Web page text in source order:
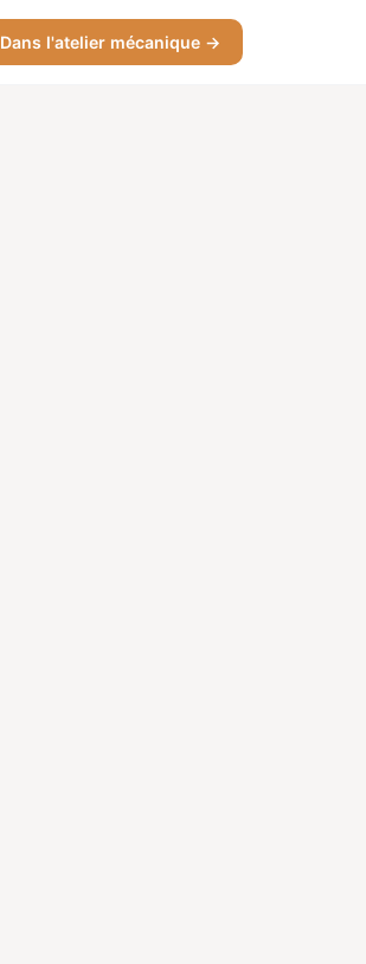
Dans l'atelier mécanique →